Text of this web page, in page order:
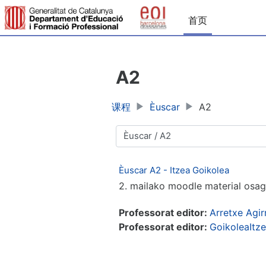
跳到主要内容
首页
A2
课程 Èuscar A2
课程类别
Èuscar A2 - Itzea Goikolea
2. mailako moodle material
Professorat editor: Arretxe
Professorat editor: